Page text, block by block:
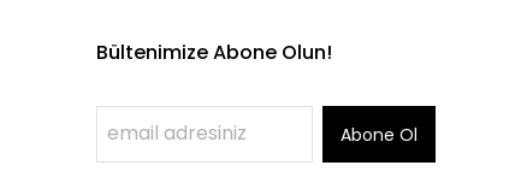
Bültenimize Abone Olun!
Abone Ol